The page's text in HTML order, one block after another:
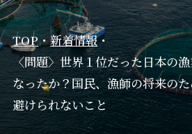
TOP・新着情報・
〈問題〉世界１位だった日本の
なったか？国民、漁師の将来の
避けられないこと